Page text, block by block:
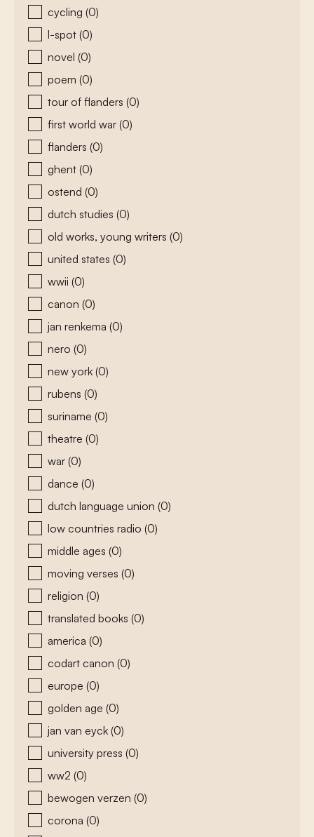
cycling (0)
l-spot (0)
novel (0)
poem (0)
tour of flanders (0)
first world war (0)
flanders (0)
ghent (0)
ostend (0)
dutch studies (0)
old works, young writers (0)
united states (0)
wwii (0)
canon (0)
jan renkema (0)
nero (0)
new york (0)
rubens (0)
suriname (0)
theatre (0)
war (0)
dance (0)
dutch language union (0)
low countries radio (0)
middle ages (0)
moving verses (0)
religion (0)
translated books (0)
america (0)
codart canon (0)
europe (0)
golden age (0)
jan van eyck (0)
university press (0)
ww2 (0)
bewogen verzen (0)
corona (0)